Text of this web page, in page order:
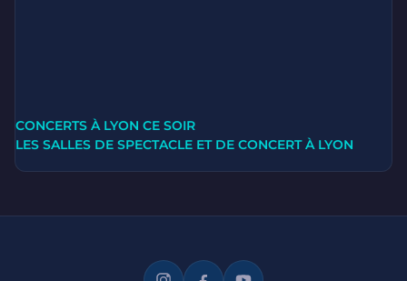
CONCERTS À LYON CE SOIR
LES SALLES DE SPECTACLE ET DE CONCERT À LYON